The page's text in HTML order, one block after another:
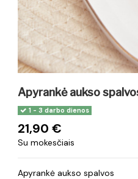
Apyrankė aukso
1 - 3 darbo dienos
21,90 €
Su mokesčiais
Apyrankė aukso spalvos